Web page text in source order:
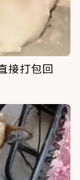
接打包回